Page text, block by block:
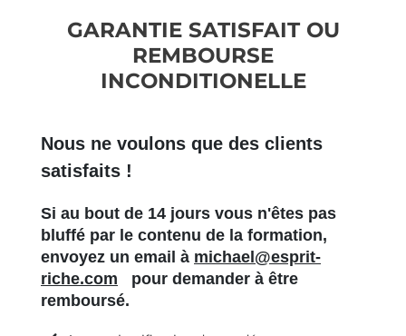
GARANTIE SATISFAIT OU
REMBOURSE
INCONDITIONELLE
Nous ne voulons que des clients
satisfaits !
Si au bout de 14 jours vous n'êtes pas
bluffé par le contenu de la formation,
envoyez un email à michael@esprit-
riche.com pour demander à être
remboursé.